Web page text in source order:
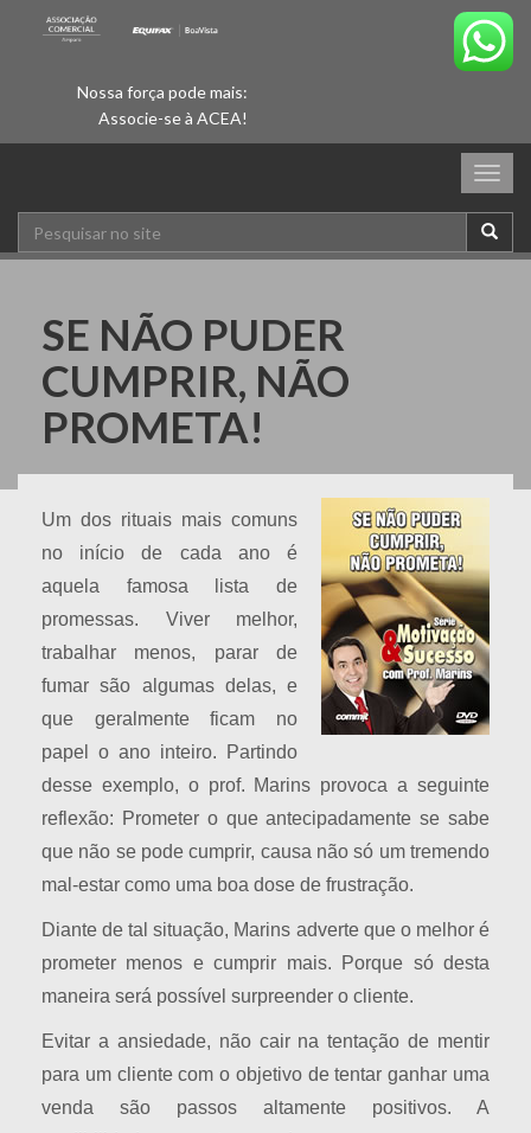
Nossa força pode mais:
Associe-se à ACEA!
SE NÃO PUDER
CUMPRIR, NÃO
PROMETA!
Um dos rituais mais comuns
no início de cada ano é
aquela famosa lista de
promessas. Viver melhor,
trabalhar menos, parar de
fumar são algumas delas, e
que geralmente ficam no
papel o ano inteiro. Partindo
desse exemplo, o prof. Marins provoca a seguinte
reflexão: Prometer o que antecipadamente se sabe
que não se pode cumprir, causa não só um tremendo
mal-estar como uma boa dose de frustração.
Diante de tal situação, Marins adverte que o melhor é
prometer menos e cumprir mais. Porque só desta
maneira será possível surpreender o cliente.
Evitar a ansiedade, não cair na tentação de mentir
para um cliente com o objetivo de tentar ganhar uma
venda são passos altamente positivos. A